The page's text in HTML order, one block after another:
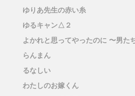
ゆりあ先生の赤い糸
ゆるキャン△２
よかれと思ってやったのに 〜男た
らんまん
るなしい
わたしのお嫁くん